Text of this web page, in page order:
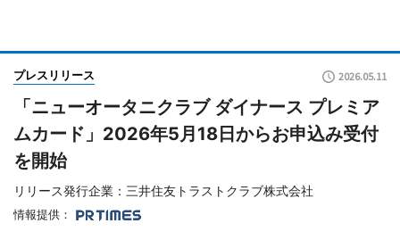
プレスリリース 2026.05.11
「ニューオータニクラブ ダイナース プレミア
ムカード」2026年5月18日からお申込み受付
を開始
リリース発行企業：三井住友トラストクラブ株式会社
情報提供：